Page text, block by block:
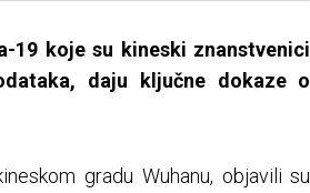
19 koje su kineski znanstvenici
daju ključne dokaze o
gradu Wuhanu, objavili su